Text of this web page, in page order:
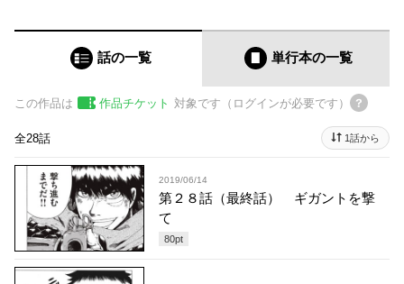
話の一覧 単行本の一覧
この作品は 作品チケット 対象です（ログインが必要です）
全28話 1話から
2019/06/14
第２８話（最終話） ギガントを撃
て
80pt